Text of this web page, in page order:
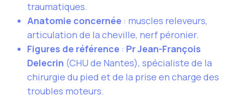
traumatiques.
Anatomie concernée : muscles releveurs,
articulation de la cheville, nerf péronier.
Figures de référence : Pr Jean-François
Delecrin (CHU de Nantes), spécialiste de la
chirurgie du pied et de la prise en charge des
troubles moteurs.